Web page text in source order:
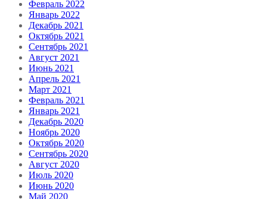
Февраль 2022
Январь 2022
Декабрь 2021
Октябрь 2021
Сентябрь 2021
Август 2021
Июнь 2021
Апрель 2021
Март 2021
Февраль 2021
Январь 2021
Декабрь 2020
Ноябрь 2020
Октябрь 2020
Сентябрь 2020
Август 2020
Июль 2020
Июнь 2020
Май 2020